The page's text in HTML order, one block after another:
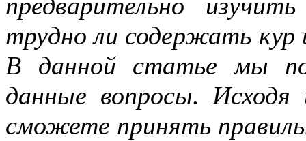
трудно ли содержать
В данной статье мы
данные вопросы. Исходя
сможете принять